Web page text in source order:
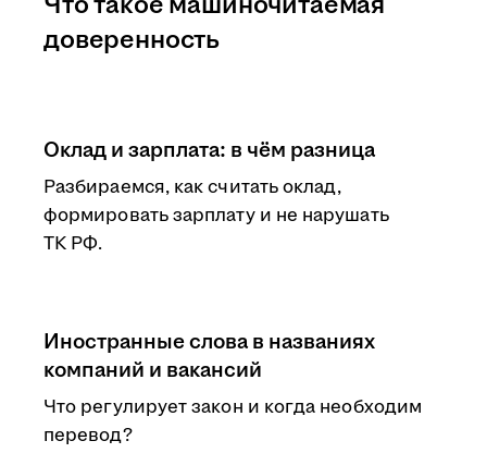
Оклад и зарплата: в чём разница
Разбираемся, как считать оклад,
формировать зарплату и не нарушать
ТК РФ.
Иностранные слова в названиях
компаний и вакансий
Что регулирует закон и когда необходим
перевод?
доверенность